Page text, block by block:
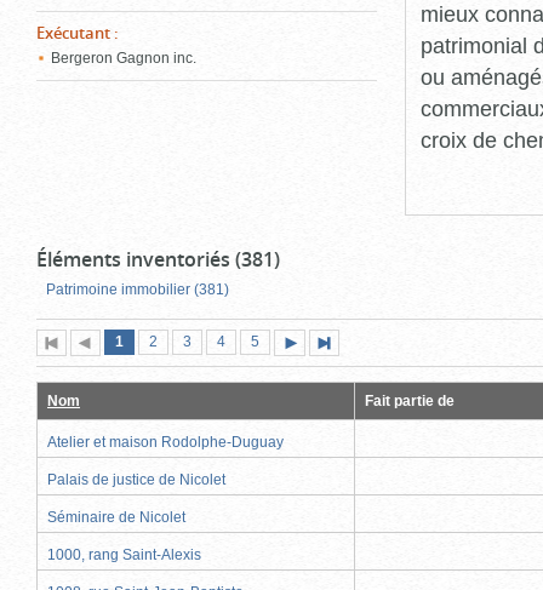
Exécutant :
Bergeron Gagnon inc.
mieux
patrimonial
ou
croix de
Éléments inventoriés (381)
Patrimoine immobilier (381)
Première
page
Page
précédente
Page
1 (page
actuelle)
Page
2 Page
3 Page
4 Page
5
suivante
page
Nom Fait partie de
Atelier et maison Rodolphe-Duguay
Palais de justice de Nicolet
Séminaire de Nicolet
1000, rang Saint-Alexis